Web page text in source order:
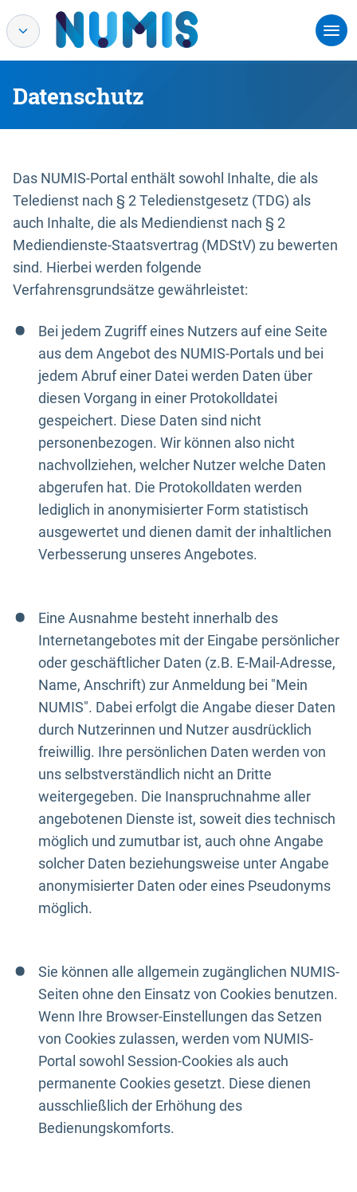
Datenschutz
Das NUMIS-Portal enthält sowohl Inhalte, die als
Teledienst nach § 2 Teledienstgesetz (TDG) als
auch Inhalte, die als Mediendienst nach § 2
Mediendienste-Staatsvertrag (MDStV) zu bewerten
sind. Hierbei werden folgende
Verfahrensgrundsätze gewährleistet:
Bei jedem Zugriff eines Nutzers auf eine Seite
aus dem Angebot des NUMIS-Portals und bei
jedem Abruf einer Datei werden Daten über
diesen Vorgang in einer Protokolldatei
gespeichert. Diese Daten sind nicht
personenbezogen. Wir können also nicht
nachvollziehen, welcher Nutzer welche Daten
abgerufen hat. Die Protokolldaten werden
lediglich in anonymisierter Form statistisch
ausgewertet und dienen damit der inhaltlichen
Verbesserung unseres Angebotes.
Eine Ausnahme besteht innerhalb des
Internetangebotes mit der Eingabe persönlicher
oder geschäftlicher Daten (z.B. E-Mail-Adresse,
Name, Anschrift) zur Anmeldung bei "Mein
NUMIS". Dabei erfolgt die Angabe dieser Daten
durch Nutzerinnen und Nutzer ausdrücklich
freiwillig. Ihre persönlichen Daten werden von
uns selbstverständlich nicht an Dritte
weitergegeben. Die Inanspruchnahme aller
angebotenen Dienste ist, soweit dies technisch
möglich und zumutbar ist, auch ohne Angabe
solcher Daten beziehungsweise unter Angabe
anonymisierter Daten oder eines Pseudonyms
möglich.
Sie können alle allgemein zugänglichen NUMIS-
Seiten ohne den Einsatz von Cookies benutzen.
Wenn Ihre Browser-Einstellungen das Setzen
von Cookies zulassen, werden vom NUMIS-
Portal sowohl Session-Cookies als auch
permanente Cookies gesetzt. Diese dienen
ausschließlich der Erhöhung des
Bedienungskomforts.